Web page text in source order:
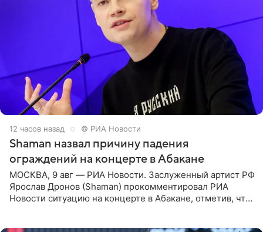
12 часов назад © РИА Новости
Shaman назвал причину падения
ограждений на концерте в Абакане
МОСКВА, 9 авг — РИА Новости. Заслуженный артист РФ
Ярослав Дронов (Shaman) прокомментировал РИА
Новости ситуацию на концерте в Абакане, отметив, что